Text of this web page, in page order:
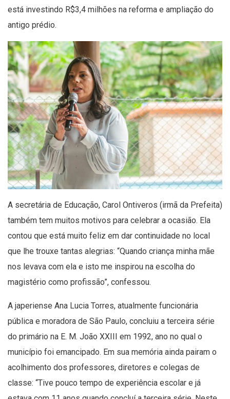
está investindo R$3,4 milhões na reforma e ampliação do
antigo prédio.
A secretária de Educação, Carol Ontiveros (irmã da Prefeita)
também tem muitos motivos para celebrar a ocasião. Ela
contou que está muito feliz em dar continuidade no local
que lhe trouxe tantas alegrias: “Quando criança minha mãe
nos levava com ela e isto me inspirou na escolha do
magistério como profissão”, confessou.
A japeriense Ana Lucia Torres, atualmente funcionária
pública e moradora de São Paulo, concluiu a terceira série
do primário na E. M. João XXIII em 1992, ano no qual o
município foi emancipado. Em sua memória ainda pairam o
acolhimento dos professores, diretores e colegas de
classe: “Tive pouco tempo de experiência escolar e já